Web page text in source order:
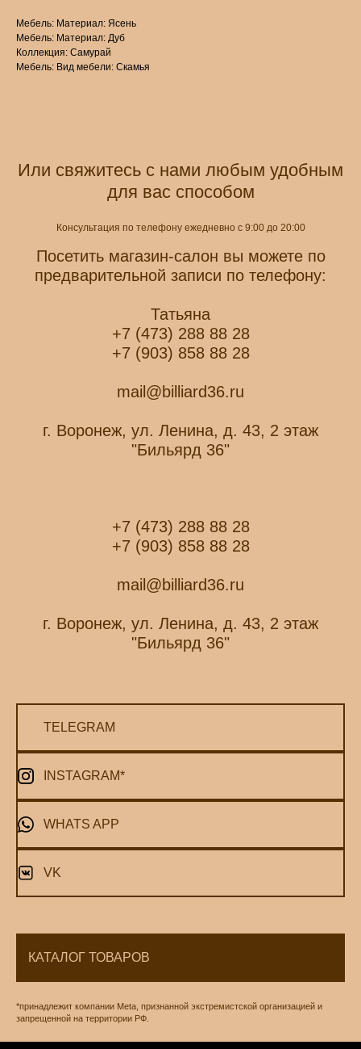
Мебель: Материал: Ясень
Мебель: Материал: Дуб
Коллекция: Самурай
Мебель: Вид мебели: Скамья
Или свяжитесь с нами любым удобным
для вас способом
Консультация по телефону ежедневно с 9:00 до 20:00
Посетить магазин-салон вы можете по
предварительной записи по телефону:
Татьяна
+7 (473) 288 88 28
+7 (903) 858 88 28
mail@billiard36.ru
г. Воронеж, ул. Ленина, д. 43, 2 этаж
"Бильярд 36"
+7 (473) 288 88 28
+7 (903) 858 88 28
mail@billiard36.ru
г. Воронеж, ул. Ленина, д. 43, 2 этаж
"Бильярд 36"
TELEGRAM
INSTAGRAM*
WHATS APP
VK
КАТАЛОГ ТОВАРОВ
*принадлежит компании Meta, признанной экстремистской организацией и
запрещенной на территории РФ.